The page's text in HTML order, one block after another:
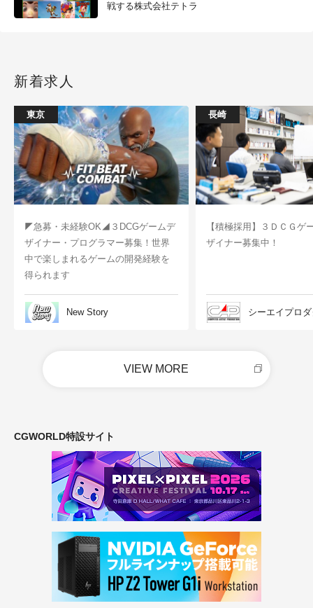
戦する株式会社テトラ
新着求人
東京
◤急募・未経験OK◢３DCGゲームデ
ザイナー・プログラマー募集！世界
中で楽しまれるゲームの開発経験を
得られます
New Story
長崎
【積極採用】３ＤＣＧゲ
ザイナー募集中！
シーエイプロ
VIEW MORE
CGWORLD特設サイト